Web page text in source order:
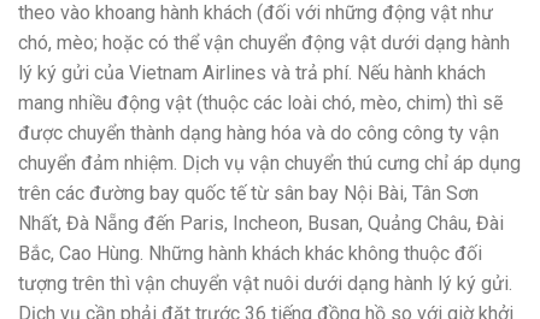
theo vào khoang hành khách (đối với những động vật như
chó, mèo; hoặc có thể vận chuyển động vật dưới dạng hành
lý ký gửi của Vietnam Airlines và trả phí. Nếu hành khách
mang nhiều động vật (thuộc các loài chó, mèo, chim) thì sẽ
được chuyển thành dạng hàng hóa và do công công ty vận
chuyển đảm nhiệm. Dịch vụ vận chuyển thú cưng chỉ áp dụng
trên các đường bay quốc tế từ sân bay Nội Bài, Tân Sơn
Nhất, Đà Nẵng đến Paris, Incheon, Busan, Quảng Châu, Đài
Bắc, Cao Hùng. Những hành khách khác không thuộc đối
tượng trên thì vận chuyển vật nuôi dưới dạng hành lý ký gửi.
Dịch vụ cần phải đặt trước 36 tiếng đồng hồ so với giờ khởi